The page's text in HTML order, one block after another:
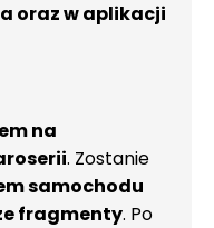
oraz w aplikacji
na
. Zostanie
samochodu
fragmenty. Po